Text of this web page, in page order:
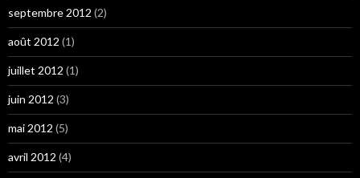
septembre 2012 (2)
août 2012 (1)
juillet 2012 (1)
juin 2012 (3)
mai 2012 (5)
avril 2012 (4)